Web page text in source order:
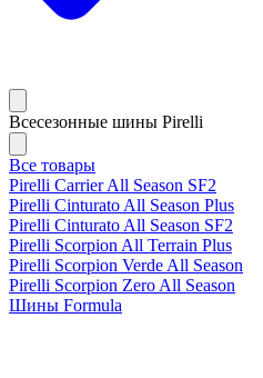
Всесезонные шины Pirelli
Все товары
Pirelli Carrier All Season SF2
Pirelli Cinturato All Season Plus
Pirelli Cinturato All Season SF2
Pirelli Scorpion All Terrain Plus
Pirelli Scorpion Verde All Season
Pirelli Scorpion Zero All Season
Шины Formula